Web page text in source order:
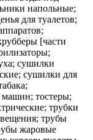
напольные;
для туалетов;
[части
сушилки
сушилки для
тостеры;
трубки
трубы
жаровые